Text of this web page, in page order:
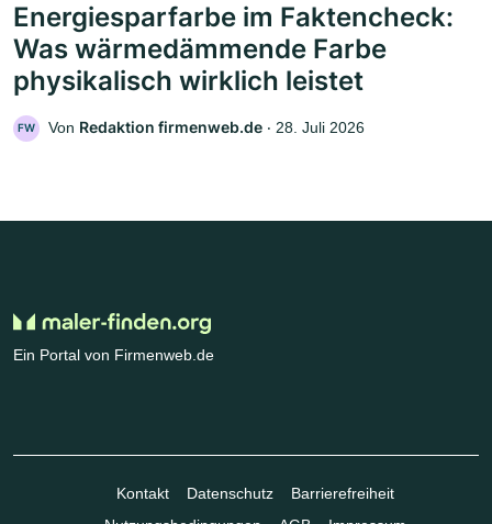
Energiesparfarbe im Faktencheck:
Was wärmedämmende Farbe
physikalisch wirklich leistet
FW Von Redaktion firmenweb.de ‧ 28. Juli 2026
Ein Portal von Firmenweb.de
Kontakt Datenschutz
Barrierefreiheit